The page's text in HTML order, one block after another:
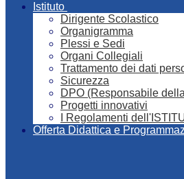
Istituto
Dirigente Scolastico
Organigramma
Plessi e Sedi
Organi Collegiali
Trattamento dei dati
Sicurezza
DPO (Responsabile
Progetti innovativi
I Regolamenti
Offerta Didattica e